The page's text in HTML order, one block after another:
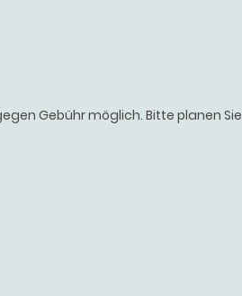
Gebühr möglich. Bitte planen Sie